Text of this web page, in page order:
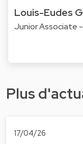
Louis-Eudes
Junior Associate
Plus
17/04/26